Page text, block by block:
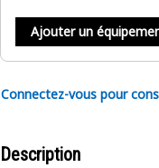
Ajouter un
Connectez-vous pour
Description